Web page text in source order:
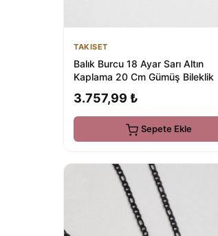
TAKISET
Balık Burcu 18 Ayar Sarı Altın
Kaplama 20 Cm Gümüş Bileklik
3.757,99 ₺
Sepete Ekle